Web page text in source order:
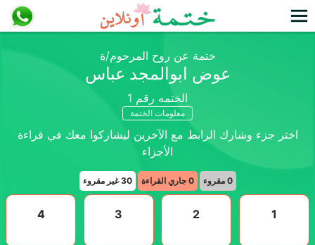
ختمة عن روح المرحوم/ة
عوض ابوالمجد عباس
الختمه رقم 1
معلومات الختمة
اختر جزء وشارك الرابط مع الآخرين ليشاركوا معك في قراءة
الأجزاء
0 مقروء 0 جاري القراءة 30غير مقروء
1
2
3
4